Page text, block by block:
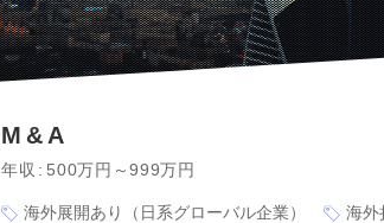
M&A
年収 500万円～999万円
海外展開あり（日系グローバル企業） 海外